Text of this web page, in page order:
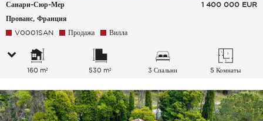
Санари-Сюр-Мер
Прованс, Франция
1 400 000 EUR
V0001SAN Продажа Вилла
160 m² 530 m² 3 Спальни 5 Комнаты